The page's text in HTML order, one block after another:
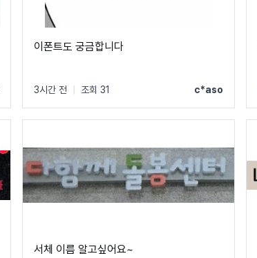
이폰트도 궁금합니다
3시간 전 조회 31 c*aso
서체 이름 알고싶어요~